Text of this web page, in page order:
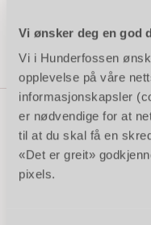
Vi ønsker deg en god
Vi i Hunderfossen
opplevelse på våre
informasjonskapsler
er nødvendige for at
til at du skal få en
«Det er greit»
pixels.
Motta våre
Meld deg på våre